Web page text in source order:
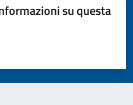
su questa
su 5